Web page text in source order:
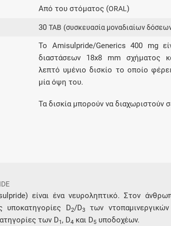
Μοιραζόμαστε μαζί σας
πορείας του Galinos.gr
Από του στόματος (ORAL)
30TAB (συσκευασία μοναδιαίων
To Amisulpride/Generics 400 mg
διαστάσεων 18x8 mm σχήματος
λεπτό υμένιο δισκίο το οποίο
μία όψη του.
Τα δισκία μπορούν να διαχωριστούν
είναι ένα νευροληπτικό. Στον
υποκατηγορίες D2/D3των
των D1, D4 και D5 υποδοχέων.